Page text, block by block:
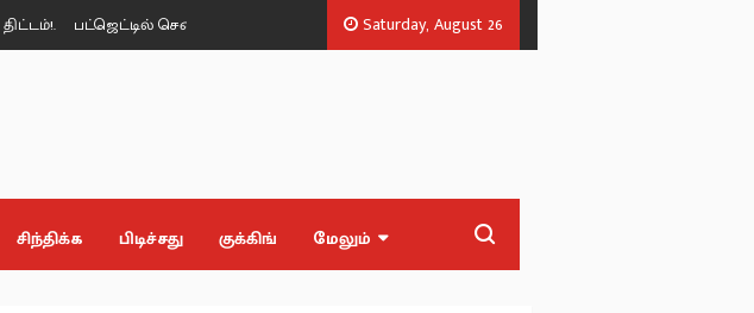
பட்ஜெட்டில் சென்னைக்கு இத்தனை திட்டங்களா?. 3 மாதத்தில் ரூ.22000 கோடி கடன்.. தவெக ஆட்சி
Saturday, August 26
சிந்திக்க பிடிச்சது குக்கிங் மேலும்